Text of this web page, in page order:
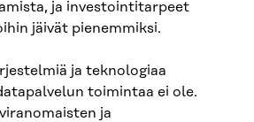
ja investointitarpeet
jäivät pienemmiksi.
ja teknologiaa
toimintaa ei ole.
ja